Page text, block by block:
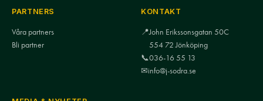
PARTNERS
Våra partners
Bli partner
KONTAKT
📍John Erikssonsgatan 50C
554 72 Jönköping
📞036-16 55 13
✉info@j-sodra.se